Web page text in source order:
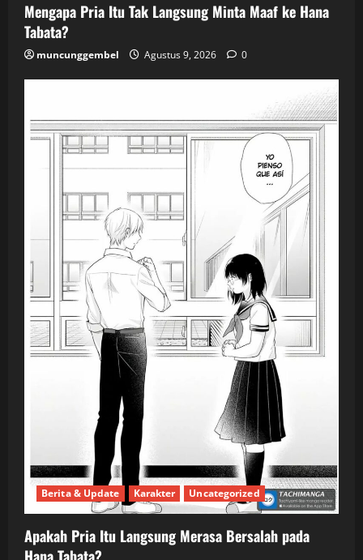
Mengapa Pria Itu Tak Langsung Minta Maaf ke Hana
Tabata?
muncunggembel Agustus 9, 2026 0
Berita & Update Karakter Uncategorized
Apakah Pria Itu Langsung Merasa Bersalah pada